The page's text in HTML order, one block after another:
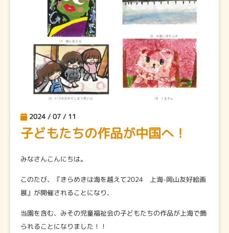
2024 / 07 / 11
子どもたちの作品が中国へ！
みなさんこんにちは。
このたび、『きらめきは海を越えて2024 上海-岡山友好絵画
展』が開催されることになり、
当園を含む、みその児童福祉会の子どもたちの作品が上海で飾
られることになりました！！